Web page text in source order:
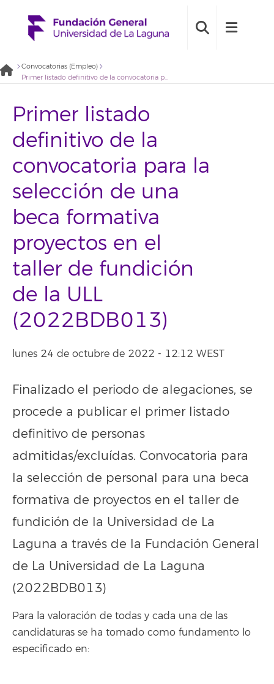
Convocatorias (Empleo)
Primer listado definitivo de la convocatoria para la selección de una beca formativa proyectos en el taller de fundición de la ULL (2022BDB013)
Primer listado
definitivo de la
convocatoria para la
selección de una
beca formativa
proyectos en el
taller de fundición
de la ULL
(2022BDB013)
lunes 24 de octubre de 2022 - 12:12 WEST
Finalizado el periodo de alegaciones, se
procede a publicar el primer listado
definitivo de personas
admitidas/excluídas. Convocatoria para
la selección de personal para una beca
formativa de proyectos en el taller de
fundición de la Universidad de La
Laguna a través de la Fundación General
de La Universidad de La Laguna
(2022BDB013)
Para la valoración de todas y cada una de las
candidaturas se ha tomado como fundamento lo
especificado en: